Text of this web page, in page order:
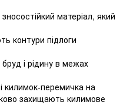
матеріал, який
контури підлоги
і рідину в межах
килимок-перемичка на
захищають килимове